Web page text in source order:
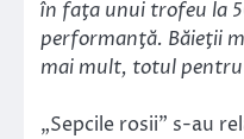
în faţa unui trofeu la
performanţă. Băieţii
mai mult, totul pentru
„Sepcile rosii” s-au